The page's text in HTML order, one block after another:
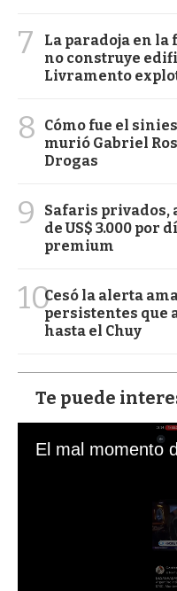
7
La paradoja en
no construye
Livramento
8
Cómo fue el
murió Gabriel
Drogas
9
Safaris privados,
de US$ 3.000 por
premium
10Cesó la alerta
persistentes que
hasta el Chuy
Te puede